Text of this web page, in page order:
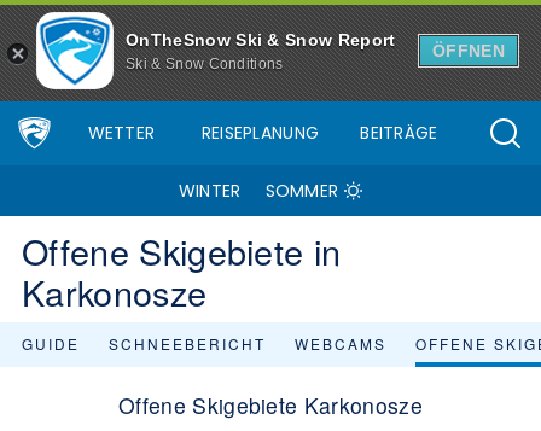
OnTheSnow Ski & Snow Report
Ski & Snow Conditions
ÖFFNEN
WETTER REISEPLANUNG BEITRÄGE
WINTER SOMMER
Offene Skigebiete in
Karkonosze
GUIDE SCHNEEBERICHT WEBCAMS OFFENE
Offene Skigebiete Karkonosze